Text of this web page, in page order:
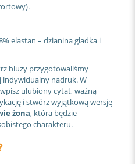
elastan – dzianina gładka i
bluzy przygotowaliśmy
indywidualny nadruk. W
ulubiony cytat, ważną
i stwórz wyjątkową wersję
żona, która będzie
charakteru.